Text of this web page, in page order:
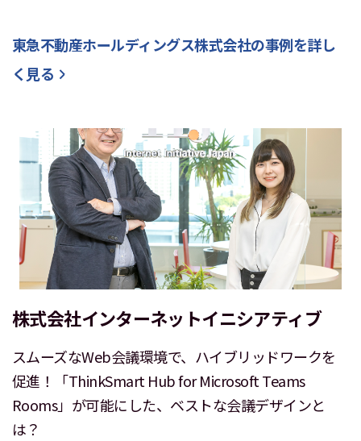
東急不動産ホールディングス株式会社の事例を詳し
く見る
株式会社インターネットイニシアティブ
スムーズなWeb会議環境で、ハイブリッドワークを
促進！「ThinkSmart Hub for Microsoft Teams
Rooms」が可能にした、ベストな会議デザインと
は？